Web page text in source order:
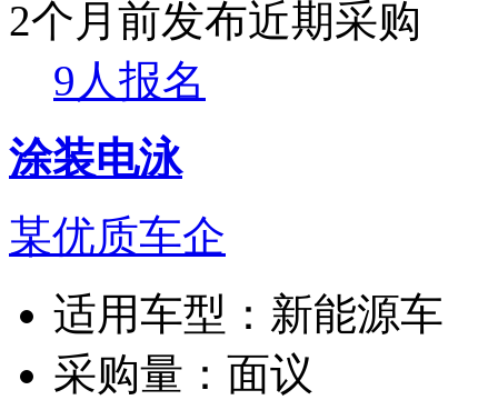
2个月前发布近期采购
9人报名
涂装电泳
某优质车企
适用车型： 新能源车
采购量： 面议